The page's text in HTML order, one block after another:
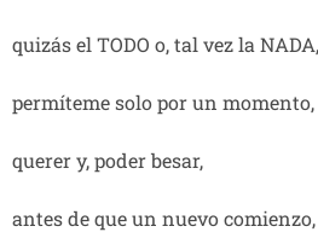
quizás el TODO o, tal vez la NADA,
permíteme solo por un momento,
querer y, poder besar,
antes de que un nuevo comienzo,